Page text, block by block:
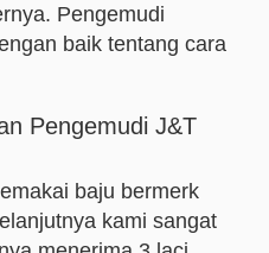
Pengemudi
baik tentang cara
Pengemudi J&T
baju bermerk
kami sangat